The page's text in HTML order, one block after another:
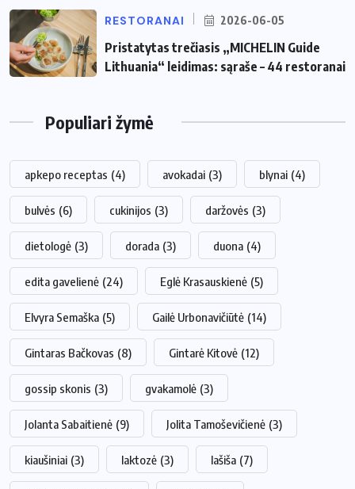
RESTORANAI 2026-06-05
Pristatytas trečiasis „MICHELIN Guide
Lithuania“ leidimas: sąraše – 44 restoranai
Populiari žymė
apkepo receptas (4) avokadai (3) blynai (4)
bulvės (6) cukinijos (3) daržovės (3)
dietologė (3) dorada (3) duona (4)
edita gavelienė (24) Eglė Krasauskienė (5)
Elvyra Semaška (5) Gailė Urbonavičiūtė (14)
Gintaras Bačkovas (8) Gintarė Kitovė (12)
gossip skonis (3) gvakamolė (3)
Jolanta Sabaitienė (9) Jolita Tamoševičienė (3)
kiaušiniai (3) laktozė (3) lašiša (7)